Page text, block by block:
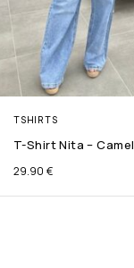
TSHIRTS
T-Shirt Nita – Camel
29.90 €